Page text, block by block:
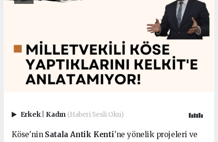
Erkek Kadın (Haberi Sesli Oku)
Köse'nin Satala Antik Kenti'ne yönelik projeleri ve